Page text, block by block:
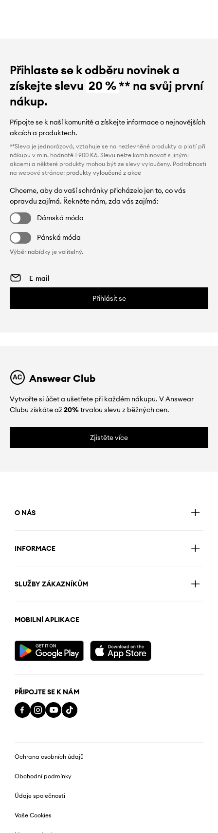
Přihlaste se k odběru novinek a
získejte slevu 20 %** na svůj první
nákup.
Připojte se k naší komunitě a získejte informace o nejnovějších
akcích a produktech.
**Sleva je jednorázová, vztahuje se na nezlevněné produkty a platí při
nákupu v min. hodnotě 1 900 Kč. Slevu nelze kombinovat s jinými
akcemi a některé produkty mohou být ze slevy vyloučeny. Podrobnosti
na webové stránce: produkty vyloučené z akce
Chceme, aby do vaší schránky přicházelo jen to, co vás
opravdu zajímá. Řekněte nám, zda vás zajímá:
Dámská móda
Pánská móda
Výběr nabídky je volitelný.
Přihlásit se
Answear Club
Vytvořte si účet a ušetřete při každém nákupu. V Answear
Clubu získáte až20%trvalou slevu z běžných cen.
Zjistěte více
O NÁS
INFORMACE
SLUŽBY ZÁKAZNÍKŮM
MOBILNÍ APLIKACE
PŘIPOJTE SE K NÁM
Ochrana osobních údajů
Obchodní podmínky
Údaje společnosti
Vaše Cookies